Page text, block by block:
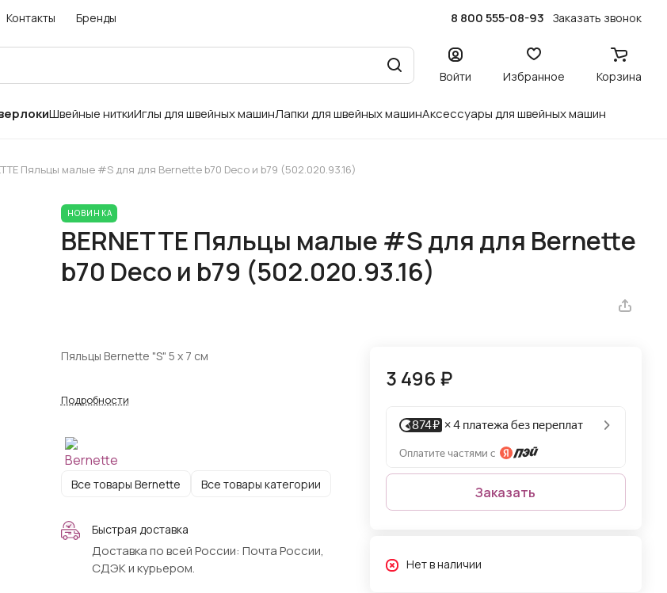
Контакты Бренды 8 800 555-08-93 Заказать звонок
Войти Избранное Корзина
Швейные ниткиИглы для швейных машинЛапки для швейных машинАксессуары для швейных машин
Пяльцы малые #S для для Bernette b70 Deco и b79 (502.020.93.16)
НОВИНКА
BERNETTE Пяльцы малые #S для для Bernette
b70 Deco и b79 (502.020.93.16)
Пяльцы Bernette "S" 5 x 7 см
Подробности
Все товары Bernette Все товары категории
Быстрая доставка
Доставка по всей России: Почта России,
СДЭК и курьером.
3 496 ₽
Заказать
Нет в наличии